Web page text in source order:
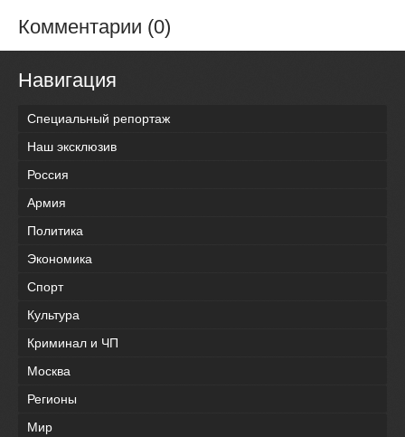
Комментарии (0)
Навигация
Специальный репортаж
Наш эксклюзив
Россия
Армия
Политика
Экономика
Спорт
Культура
Криминал и ЧП
Москва
Регионы
Мир